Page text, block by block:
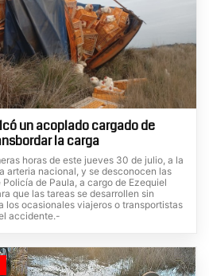
un acoplado cargado de
la carga
horas de este jueves 30 de julio, a la
arteria nacional, y se desconocen las
de Paula, a cargo de Ezequiel
que las tareas se desarrollen sin
los ocasionales viajeros o transportistas
accidente.-